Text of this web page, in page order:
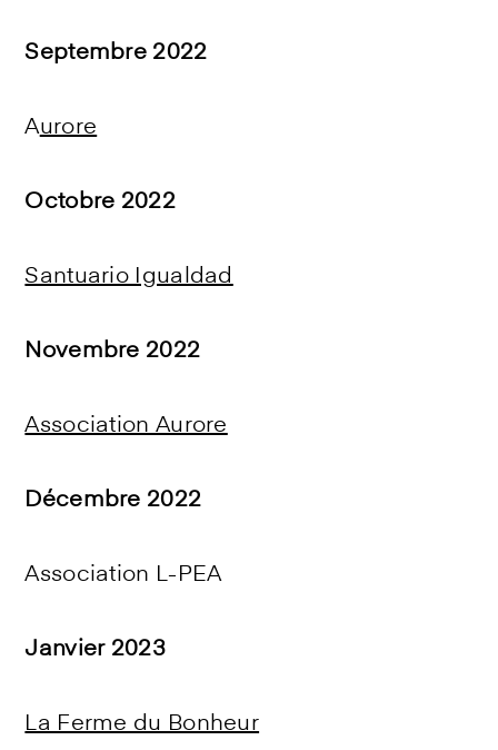
Septembre 2022
Aurore
Octobre 2022
Santuario Igualdad
Novembre 2022
Association Aurore
Décembre 2022
Association L-PEA
Janvier 2023
La Ferme du Bonheur